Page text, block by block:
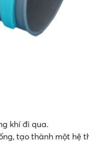
khí đi qua.
tạo thành một hệ